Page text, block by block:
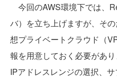
今回のAWS環境下では、
バ）を立ち上げますが、そ
想プライベートクラウド（
報を用意しておく必要があ
IPアドレスレンジの選択、